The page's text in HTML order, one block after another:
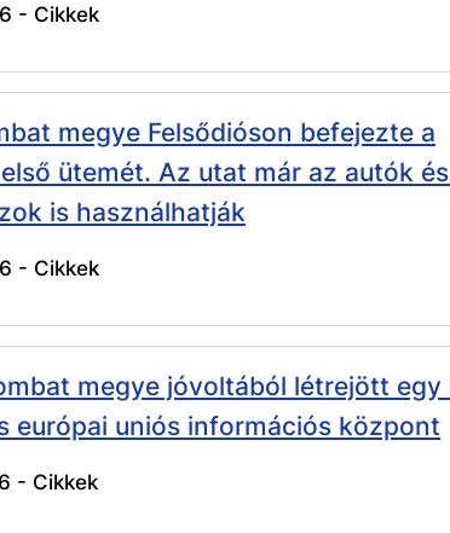
- Cikkek
megye Felsődióson befejezte a
ütemét. Az utat már az autók
is használhatják
- Cikkek
megye jóvoltából létrejött egy
európai uniós információs központ
- Cikkek